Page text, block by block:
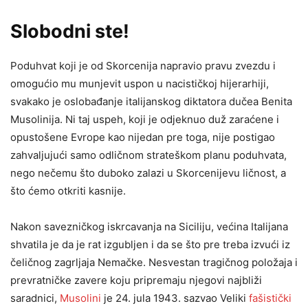
Slobodni ste!
Poduhvat koji je od Skorcenija napravio pravu zvezdu i
omogućio mu munjevit uspon u nacističkoj hijerarhiji,
svakako je oslobađanje italijanskog diktatora dučea Benita
Musolinija. Ni taj uspeh, koji je odjeknuo duž zaraćene i
opustošene Evrope kao nijedan pre toga, nije postigao
zahvaljujući samo odličnom strateškom planu poduhvata,
nego nečemu što duboko zalazi u Skorcenijevu ličnost, a
što ćemo otkriti kasnije.
Nakon savezničkog iskrcavanja na Siciliju, većina Italijana
shvatila je da je rat izgubljen i da se što pre treba izvući iz
čeličnog zagrljaja Nemačke. Nesvestan tragičnog položaja i
prevratničke zavere koju pripremaju njegovi najbliži
saradnici, Musolini je 24. jula 1943. sazvao Veliki fašistički